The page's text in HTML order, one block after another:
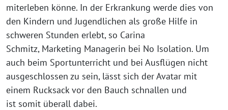
miterleben könne. In der Erkrankung werde dies von
den Kindern und Jugendlichen als große Hilfe in
schweren Stunden erlebt, so Carina
Schmitz, Marketing Managerin bei No Isolation. Um
auch beim Sportunterricht und bei Ausflügen nicht
ausgeschlossen zu sein, lässt sich der Avatar mit
einem Rucksack vor den Bauch schnallen und
ist somit überall dabei.